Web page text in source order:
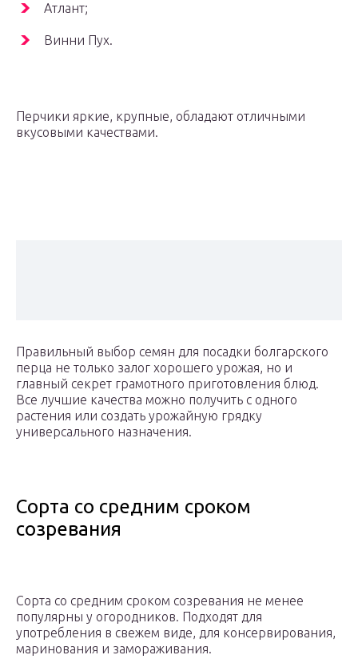
Атлант;
Винни Пух.
Перчики яркие, крупные, обладают отличными
вкусовыми качествами.
Правильный выбор семян для посадки болгарского
перца не только залог хорошего урожая, но и
главный секрет грамотного приготовления блюд.
Все лучшие качества можно получить с одного
растения или создать урожайную грядку
универсального назначения.
Сорта со средним сроком
созревания
Сорта со средним сроком созревания не менее
популярны у огородников. Подходят для
употребления в свежем виде, для консервирования,
маринования и замораживания.